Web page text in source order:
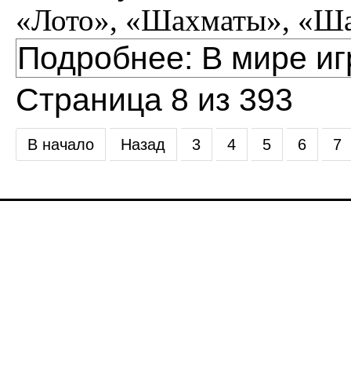
«Лото», «Шахматы»,
Подробнее: В мире
Страница 8 из 393
В начало Назад 3 4 5 6 7